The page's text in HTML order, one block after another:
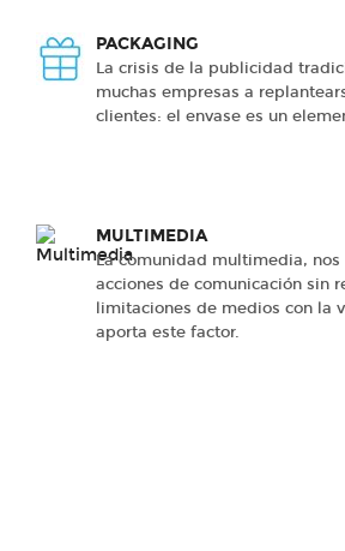
PACKAGING
La crisis de la publicidad
muchas empresas a
clientes: el envase es un
MULTIMEDIA
La comunidad multimedia,
acciones de comunicación sin
limitaciones de medios con la
aporta este factor.